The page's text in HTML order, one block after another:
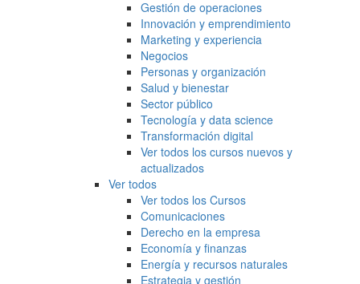
Gestión de operaciones
Innovación y emprendimiento
Marketing y experiencia
Negocios
Personas y organización
Salud y bienestar
Sector público
Tecnología y data science
Transformación digital
Ver todos los cursos nuevos y
actualizados
Ver todos
Ver todos los Cursos
Comunicaciones
Derecho en la empresa
Economía y finanzas
Energía y recursos naturales
Estrategia y gestión